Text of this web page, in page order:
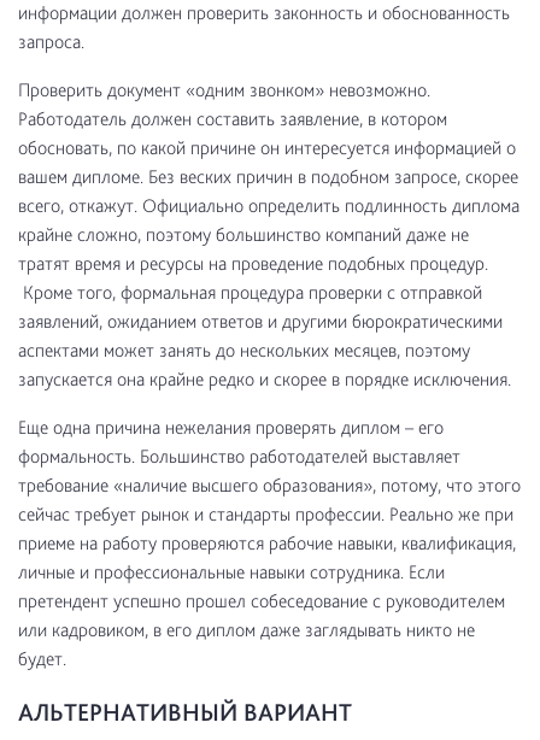
информации должен проверить законность и обоснованность
запроса.
Проверить документ «одним звонком» невозможно.
Работодатель должен составить заявление, в котором
обосновать, по какой причине он интересуется информацией о
вашем дипломе. Без веских причин в подобном запросе, скорее
всего, откажут. Официально определить подлинность диплома
крайне сложно, поэтому большинство компаний даже не
тратят время и ресурсы на проведение подобных процедур.
Кроме того, формальная процедура проверки с отправкой
заявлений, ожиданием ответов и другими бюрократическими
аспектами может занять до нескольких месяцев, поэтому
запускается она крайне редко и скорее в порядке исключения.
Еще одна причина нежелания проверять диплом – его
формальность. Большинство работодателей выставляет
требование «наличие высшего образования», потому, что этого
сейчас требует рынок и стандарты профессии. Реально же при
приеме на работу проверяются рабочие навыки, квалификация,
личные и профессиональные навыки сотрудника. Если
претендент успешно прошел собеседование с руководителем
или кадровиком, в его диплом даже заглядывать никто не
будет.
АЛЬТЕРНАТИВНЫЙ ВАРИАНТ